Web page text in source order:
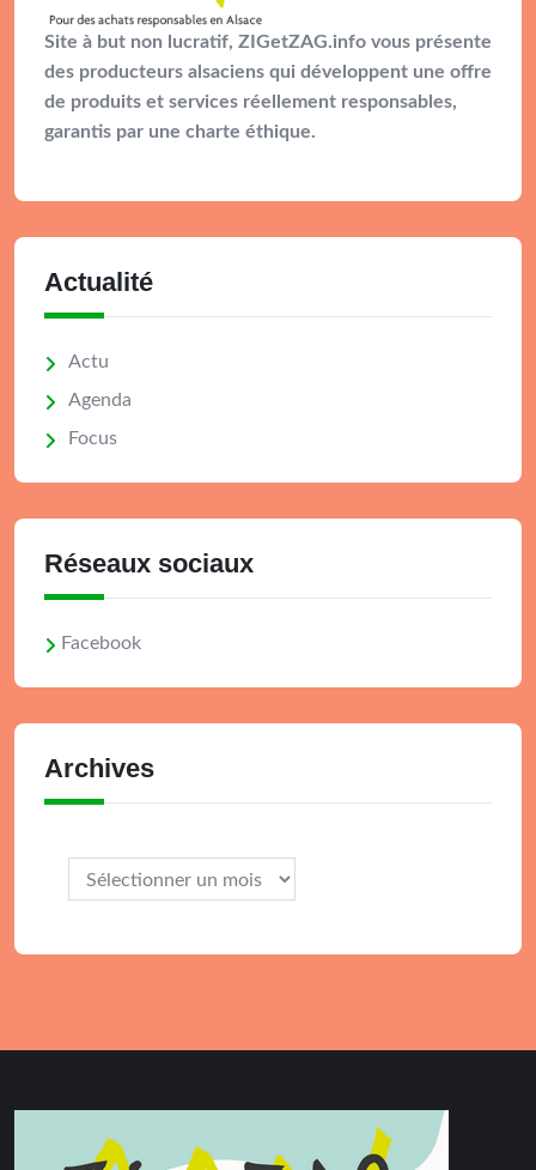
Site à but non lucratif, ZIGetZAG.info vous présente
des producteurs alsaciens qui développent une offre
de produits et services réellement responsables,
garantis par une charte éthique.
Actualité
Actu
Agenda
Focus
Réseaux sociaux
Facebook
Archives